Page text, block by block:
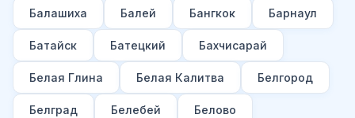
Балашиха Балей Бангкок Барнаул
Батайск Батецкий Бахчисарай
Белая Глина Белая Калитва Белгород
Белград Белебей Белово